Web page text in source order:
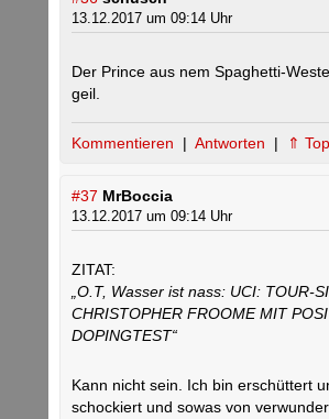
13.12.2017 um 09:14 Uhr
Der Prince aus nem Spaghetti-
geil.
Kommentieren | Antworten | ⇑ Top
#37 MrBoccia
13.12.2017 um 09:14 Uhr
ZITAT:
„O.T, Wasser ist nass: UCI: TOUR-
CHRISTOPHER FROOME MIT
DOPINGTEST“
Kann nicht sein. Ich bin erschüttert
schockiert und sowas von